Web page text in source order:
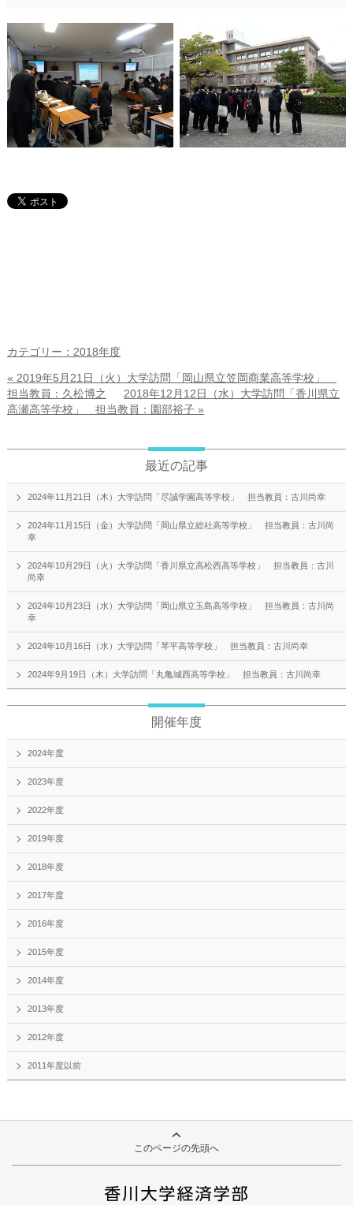
カテゴリー：2018年度
« 2019年5月21日（火）大学訪問「岡山県立笠岡商業高等学校」
担当教員：久松博之
2018年12月12日（水）大学訪問「香川県立
高瀬高等学校」 担当教員：園部裕子 »
最近の記事
2024年11月21日（木）大学訪問「尽誠学園高等学校」 担当教員：古川尚幸
2024年11月15日（金）大学訪問「岡山県立総社高等学校」 担当教員：古川尚
幸
2024年10月29日（火）大学訪問「香川県立高松西高等学校」 担当教員：古川
尚幸
2024年10月23日（水）大学訪問「岡山県立玉島高等学校」 担当教員：古川尚
幸
2024年10月16日（水）大学訪問「琴平高等学校」 担当教員：古川尚幸
2024年9月19日（木）大学訪問「丸亀城西高等学校」 担当教員：古川尚幸
開催年度
2024年度
2023年度
2022年度
2019年度
2018年度
2017年度
2016年度
2015年度
2014年度
2013年度
2012年度
2011年度以前
このページの先頭へ